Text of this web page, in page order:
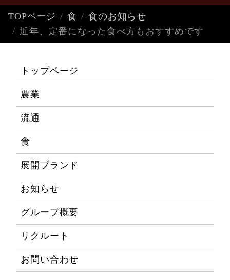
TOPページ 食
食のお知らせ
近年、定番になった食べ方もおすすめです
トップページ
農業
流通
食
展開ブランド
お知らせ
グループ概要
リクルート
お問い合わせ